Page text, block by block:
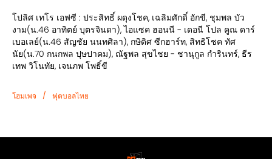
โปลิศ เทโร เอฟซี : ประสิทธิ์ ผดุงโชค, เฉลิมศักดิ์ อักขี, ชุมพล บัว
งาม(น.46 อาทิตย์ บุตรจินดา), ไอแซค ฮอนนี - เดอนี โปล คูณ ดาร์
เบอเลย์(น.46 สัญชัย นนทศิลา), กษิดิศ ซีกฮาร์ท, สิทธิโชค ทัศ
นัย(น.70 กนกพล ปุษปาคม), ณัฐพล สุขไชย - ชานุกูล กำรินทร์, ธีร
เทพ วิโนทัย, เจนภพ โพธิ์ขี
โฮมเพจ / ฟุตบอลไทย